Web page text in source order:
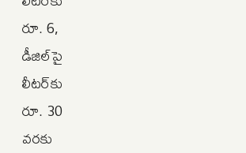
రూ. 6,
డీజిల్‌పై
లీటర్‌కు
రూ. 30
వరకు